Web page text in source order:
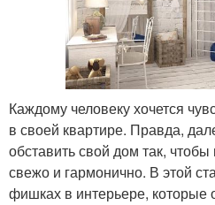
Каждому человеку хочется
в своей квартире. Правда,
обставить свой дом так, чтобы
свежо и гармонично. В этой
фишках в интерьере, которые